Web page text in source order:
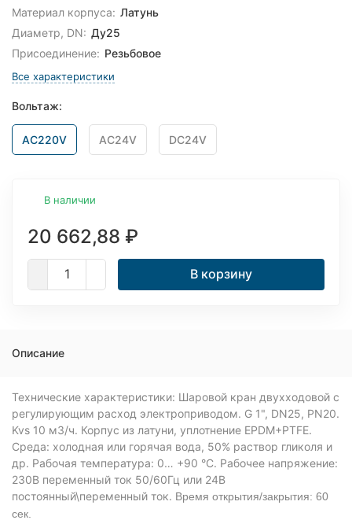
Материал корпуса: Латунь
Диаметр, DN: Ду25
Присоединение: Резьбовое
Все характеристики
Вольтаж:
AC220V AC24V DC24V
В наличии
20 662,88 ₽
В корзину
Описание
Технические характеристики: Шаровой кран двухходовой с
регулирующим расход электроприводом. G 1", DN25, PN20.
Kvs 10 м3/ч. Корпус из латуни, уплотнение EPDM+PTFE.
Среда: холодная или горячая вода, 50% раствор гликоля и
др. Рабочая температура: 0… +90 °С. Рабочее напряжение:
230В переменный ток 50/60Гц или 24В
постоянный\переменный ток. Время открытия/закрытия: 60
сек.